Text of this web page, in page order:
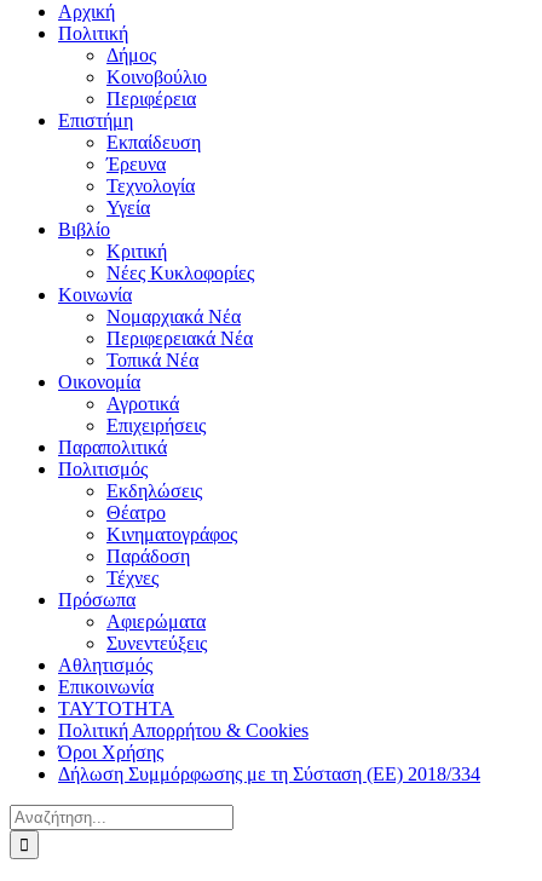
Αρχική
Πολιτική
Δήμος
Κοινοβούλιο
Περιφέρεια
Επιστήμη
Εκπαίδευση
Έρευνα
Τεχνολογία
Υγεία
Βιβλίο
Κριτική
Νέες Κυκλοφορίες
Κοινωνία
Νομαρχιακά Νέα
Περιφερειακά Νέα
Τοπικά Νέα
Οικονομία
Αγροτικά
Επιχειρήσεις
Παραπολιτικά
Πολιτισμός
Εκδηλώσεις
Θέατρο
Κινηματογράφος
Παράδοση
Τέχνες
Πρόσωπα
Αφιερώματα
Συνεντεύξεις
Αθλητισμός
Επικοινωνία
ΤΑΥΤΟΤΗΤΑ
Πολιτική Απορρήτου & Cookies
Όροι Χρήσης
Δήλωση Συμμόρφωσης με τη Σύσταση (ΕΕ) 2018/334
Αναζήτηση
για: